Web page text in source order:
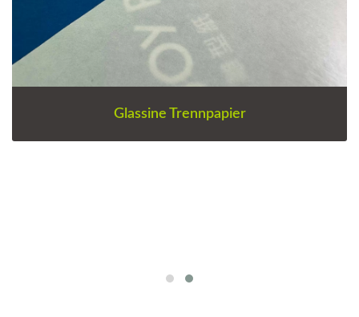
Glassine Trennpapier